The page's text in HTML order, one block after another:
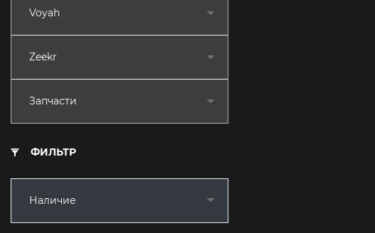
Voyah
Zeekr
Запчасти
ФИЛЬТР
Наличие